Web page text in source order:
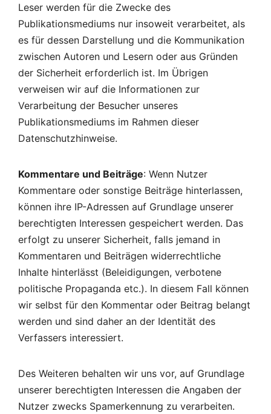
Leser werden für die Zwecke des
Publikationsmediums nur insoweit verarbeitet, als
es für dessen Darstellung und die Kommunikation
zwischen Autoren und Lesern oder aus Gründen
der Sicherheit erforderlich ist. Im Übrigen
verweisen wir auf die Informationen zur
Verarbeitung der Besucher unseres
Publikationsmediums im Rahmen dieser
Datenschutzhinweise.
Kommentare und Beiträge: Wenn Nutzer
Kommentare oder sonstige Beiträge hinterlassen,
können ihre IP-Adressen auf Grundlage unserer
berechtigten Interessen gespeichert werden. Das
erfolgt zu unserer Sicherheit, falls jemand in
Kommentaren und Beiträgen widerrechtliche
Inhalte hinterlässt (Beleidigungen, verbotene
politische Propaganda etc.). In diesem Fall können
wir selbst für den Kommentar oder Beitrag belangt
werden und sind daher an der Identität des
Verfassers interessiert.
Des Weiteren behalten wir uns vor, auf Grundlage
unserer berechtigten Interessen die Angaben der
Nutzer zwecks Spamerkennung zu verarbeiten.